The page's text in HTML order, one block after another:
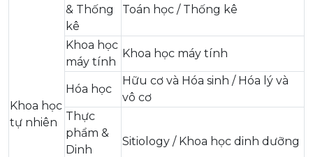
Khoa học
tự nhiên
& Thống
kê
Toán học / Thống kê
Khoa học
máy tính
Khoa học máy tính
Hóa học
Hữu cơ và Hóa sinh / Hóa lý và
vô cơ
Thực
phẩm &
Dinh
Sitiology / Khoa học dinh dưỡng